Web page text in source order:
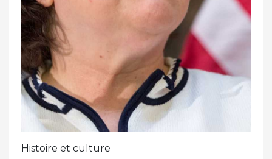
Histoire et culture